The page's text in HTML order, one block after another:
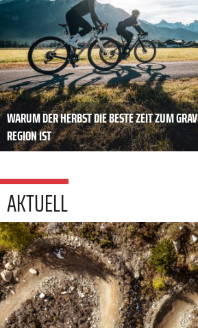
WARUM DER HERBST DIE BESTE ZEIT ZUM
REGION IST
AKTUELL